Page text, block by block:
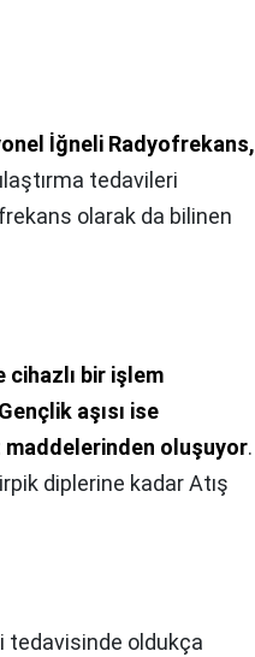
İğneli Radyofrekans,
tedavileri
olarak da bilinen
cihazlı bir işlem
aşısı ise
oluşuyor.
diplerine kadar Atış
tedavisinde oldukça